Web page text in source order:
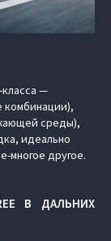
—
комбинации),
среды),
идеально
многое другое.
В ДАЛЬНИХ